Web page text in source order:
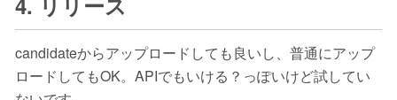
candidateからアップロードしても良いし、普通にアップ
ロードしてもOK。APIでもいける？っぽいけど試してい